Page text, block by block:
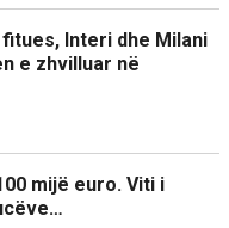
Interi dhe Milani
e zhvilluar në
mijë euro. Viti i